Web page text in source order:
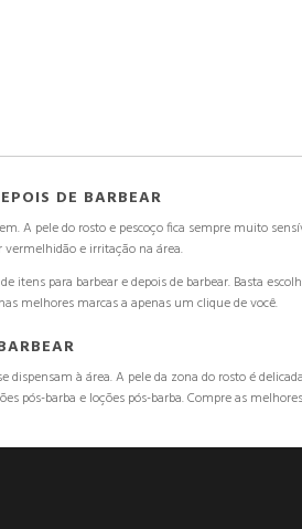
DE BARBEAR
A pele do rosto e pescoço fica sempre muito
vermelhidão e irritação na área.
itens para barbear e depois de barbear. Basta
melhores marcas a apenas um clique de você.
dispensam à área. A pele da zona do rosto é
pós-barba e loções pós-barba. Compre as